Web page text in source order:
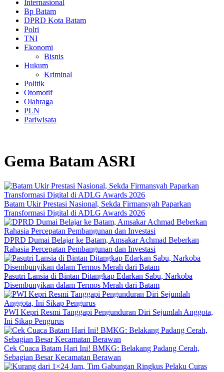
Internasional
Bp Batam
DPRD Kota Batam
Polri
TNI
Ekonomi
Bisnis
Hukum
Kriminal
Politik
Otomotif
Olahraga
PLN
Pariwisata
Gema Batam ASRI
Batam Ukir Prestasi Nasional, Sekda Firmansyah Paparkan
Transformasi Digital di ADLG Awards 2026
DPRD Dumai Belajar ke Batam, Amsakar Achmad Beberkan
Rahasia Percepatan Pembangunan dan Investasi
Pasutri Lansia di Bintan Ditangkap Edarkan Sabu, Narkoba
Disembunyikan dalam Termos Merah dari Batam
PWI Kepri Resmi Tanggapi Pengunduran Diri Sejumlah Anggota,
Ini Sikap Pengurus
Cek Cuaca Batam Hari Ini! BMKG: Belakang Padang Cerah,
Sebagian Besar Kecamatan Berawan